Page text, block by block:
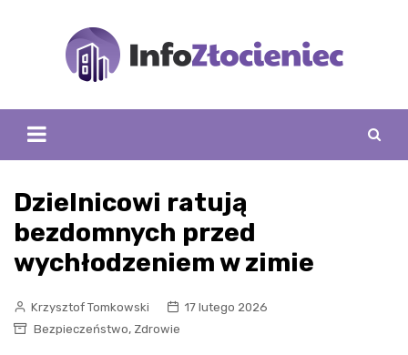
Dzielnicowi ratują
bezdomnych przed
wychłodzeniem w zimie
Krzysztof Tomkowski
17 lutego 2026
Bezpieczeństwo, Zdrowie